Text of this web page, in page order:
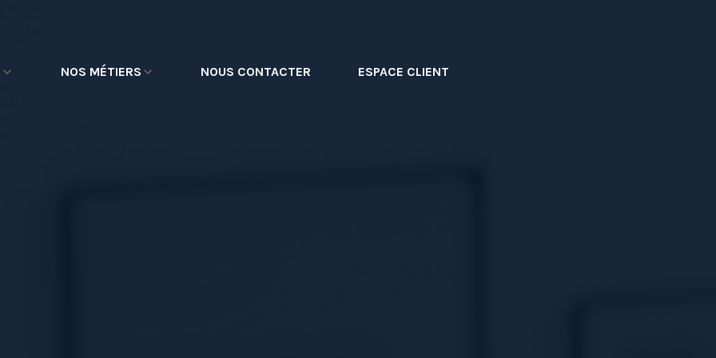
NOS MÉTIERS NOUS CONTACTER ESPACE CLIENT